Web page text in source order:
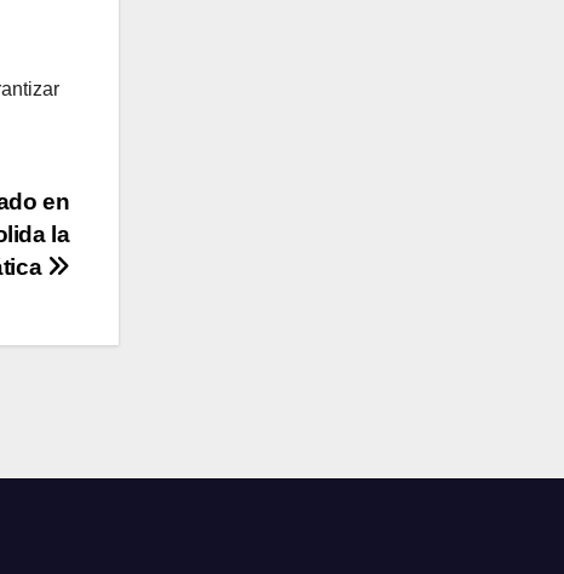
en
la